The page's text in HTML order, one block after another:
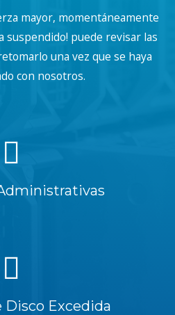
mayor, momentáneamente
suspendido! puede revisar las
una vez que se haya
con nosotros.
Disco Excedida